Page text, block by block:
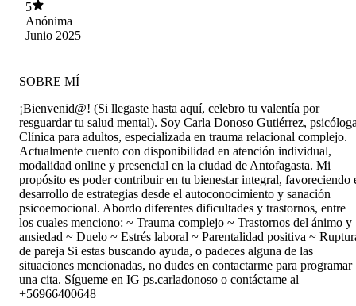
5
Anónima
Junio 2025
SOBRE MÍ
¡Bienvenid@! (Si llegaste hasta aquí, celebro tu valentía por
resguardar tu salud mental). Soy Carla Donoso Gutiérrez,
Clínica para adultos, especializada en trauma relacional complejo.
Actualmente cuento con disponibilidad en atención individual,
modalidad online y presencial en la ciudad de Antofagasta. Mi
propósito es poder contribuir en tu bienestar integral, favoreciendo
desarrollo de estrategias desde el autoconocimiento y sanación
psicoemocional. Abordo diferentes dificultades y trastornos, entre
los cuales menciono: ~ Trauma complejo ~ Trastornos del ánimo y
ansiedad ~ Duelo ~ Estrés laboral ~ Parentalidad positiva ~
de pareja Si estas buscando ayuda, o padeces alguna de las
situaciones mencionadas, no dudes en contactarme para programar
una cita. Sígueme en IG ps.carladonoso o contáctame al
+56966400648